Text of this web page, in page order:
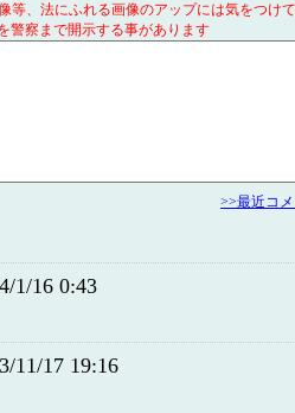
等、法にふれる画像のアップには気をつけ
警察まで開示する事があります
>>最近コ
1/16 0:43
11/17 19:16